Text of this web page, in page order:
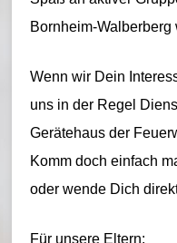
h
r
B
o
r
n
Bornheim-Walberberg
Wenn wir Dein
uns in der Regel
Gerätehaus der
Komm doch einfach
oder wende Dich
Für unsere Eltern: